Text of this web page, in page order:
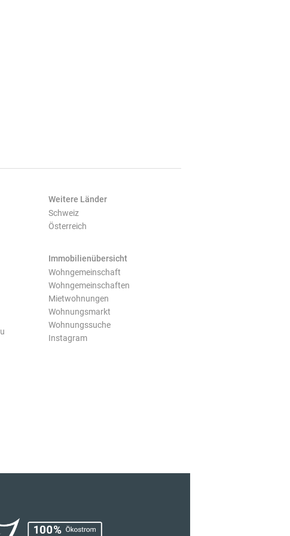
Weitere Länder
Schweiz
Österreich
Immobilienübersicht
Wohngemeinschaft
Wohngemeinschaften
Mietwohnungen
Wohnungsmarkt
Wohnungssuche
Instagram